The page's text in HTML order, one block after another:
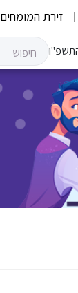
זירת המומחים